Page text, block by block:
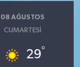
08 AĞUSTOS
CUMARTESI
29°